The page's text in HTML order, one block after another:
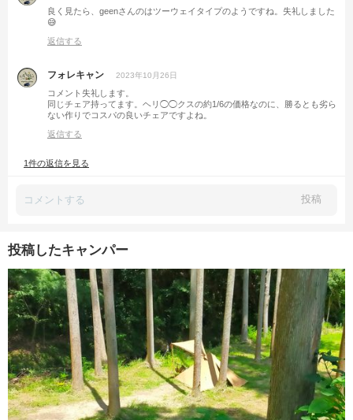
良く見たら、geenさんのはツーウェイタイプのようですね。失礼しました
😅
返信する
フォレキャン 2023年10月26日
コメント失礼します。
同じチェア持ってます。ヘリ◯◯クスの約1/6の価格なのに、勝るとも劣ら
ない作りでコスパの良いチェアですよね。
返信する
1件の返信を見る
投稿
投稿したキャンパー